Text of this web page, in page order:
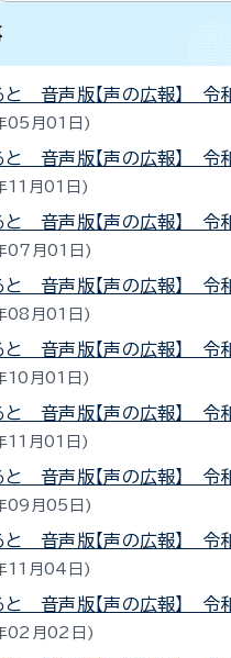
と 音声版【声の広報】 令
月01日
と 音声版【声の広報】 令
月01日
と 音声版【声の広報】 令
月01日
と 音声版【声の広報】 令
月01日
と 音声版【声の広報】 令
月01日
と 音声版【声の広報】 令
月01日
と 音声版【声の広報】 令
月05日
と 音声版【声の広報】 令
月04日
と 音声版【声の広報】 令
02月02日